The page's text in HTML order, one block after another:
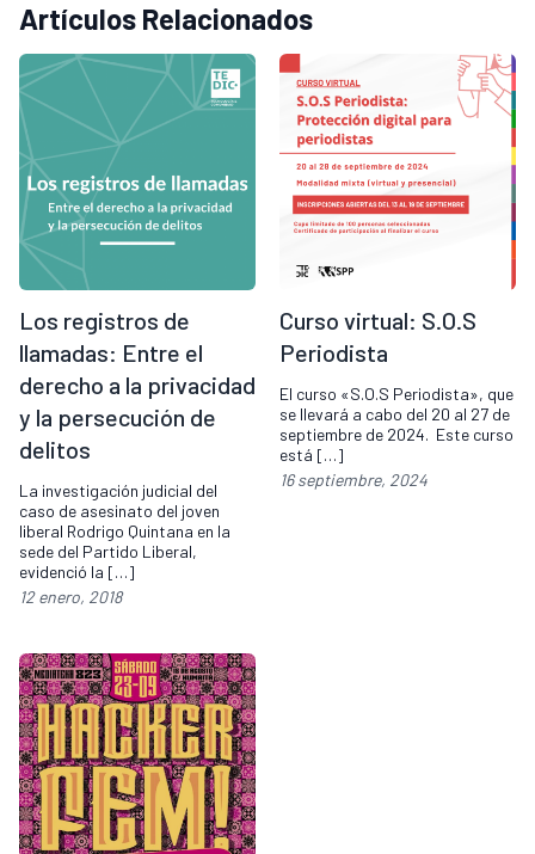
Artículos Relacionados
Los registros de
llamadas: Entre el
derecho a la privacidad
y la persecución de
delitos
La investigación judicial del
caso de asesinato del joven
liberal Rodrigo Quintana en la
sede del Partido Liberal,
evidenció la […]
12 enero, 2018
Curso virtual: S.O.S
Periodista
El curso «S.O.S Periodista», que
se llevará a cabo del 20 al 27 de
septiembre de 2024. Este curso
está […]
16 septiembre, 2024